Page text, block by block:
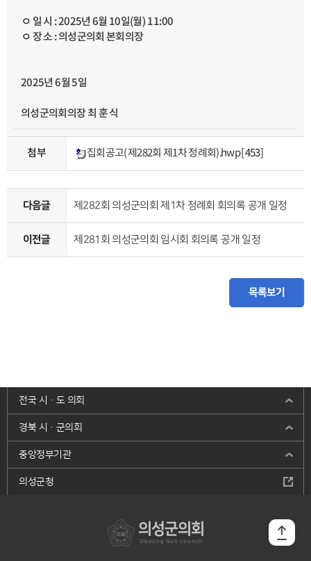
ㅇ 일 시 : 2025년6월 10일(월) 11:00
ㅇ 장 소 : 의성군의회 본회의장
2025년6월5일
의성군의회의장 최 훈 식
첨부 집회공고(제282회 제1차 정례회).hwp [453]
다음글 제282회 의성군의회 제1차 정례회 회의록 공개 일정
이전글 제281회 의성군의회 임시회 회의록 공개 일정
목록보기
전국 시·도 의회
경북 시·군의회
중앙정부기관
의성군청
의성군의회
Uiseong Gun council